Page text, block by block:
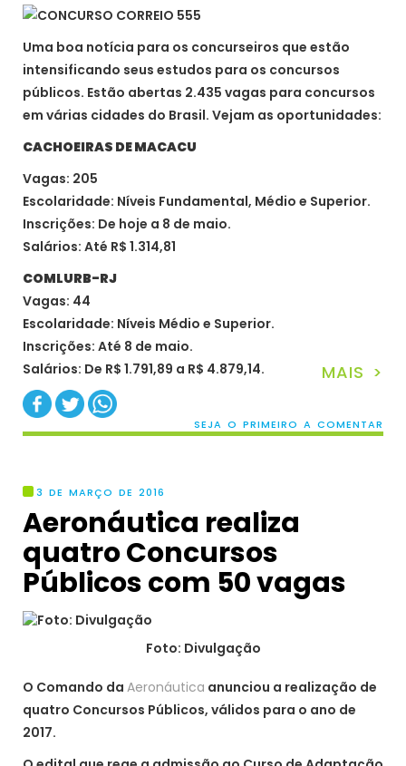
Uma boa notícia para os concurseiros que estão
intensificando seus estudos para os concursos
públicos. Estão abertas 2.435 vagas para concursos
em várias cidades do Brasil. Vejam as oportunidades:
CACHOEIRAS DE MACACU
Vagas: 205
Escolaridade: Níveis Fundamental, Médio e Superior.
Inscrições: De hoje a 8 de maio.
Salários: Até R$ 1.314,81
COMLURB-RJ
Vagas: 44
Escolaridade: Níveis Médio e Superior.
Inscrições: Até 8 de maio.
Salários: De R$ 1.791,89 a R$ 4.879,14.
MAIS >
SEJA O PRIMEIRO A COMENTAR
3 DE MARÇO DE 2016
Aeronáutica realiza
quatro Concursos
Públicos com 50 vagas
Foto: Divulgação
O Comando da Aeronáutica anunciou a realização de
quatro Concursos Públicos, válidos para o ano de
2017.